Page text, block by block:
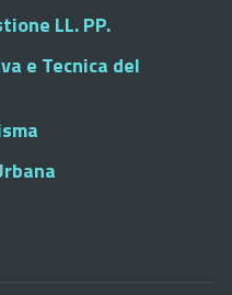
LL. PP.
e Tecnica del